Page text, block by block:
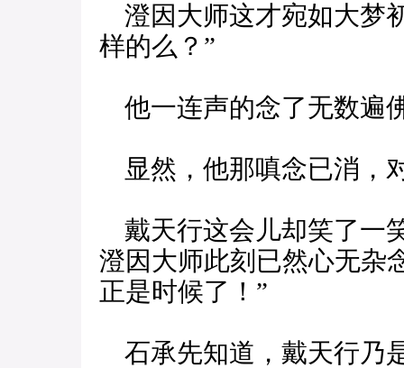
澄因大师这才宛如大梦
样的么？”
他一连声的念了无数遍
显然，他那嗔念已消，
戴天行这会儿却笑了一
澄因大师此刻已然心无杂
正是时候了！”
石承先知道，戴天行乃